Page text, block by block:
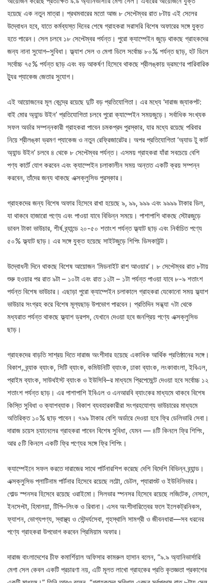
হয়েছে এক নতুন মাত্রা। প্রথমবারের মতো আজ ৮ সেপ্টেম্বর রাত ৮টায় এই সেলের
উদ্বোধন হবে, যাতে কর্মব্যস্ত দিনের শেষে গ্রাহকরা সরাসরি বিশেষ অফারের সঙ্গে যুক্ত
হতে পারেন। সেল চলবে ১৮ সেপ্টেম্বর পর্যন্ত। পুরো ক্যাম্পেইন জুড়ে থাকছে গ্রাহকদের
জন্য নানা সুযোগ–সুবিধা। ফ্ল্যাশ সেল ও মেগা ডিলে সর্বোচ্চ ৮০% পর্যন্ত ছাড়, হট ডিলে
সর্বোচ্চ ৭৫% পর্যন্ত ছাড় এবং বড় আকর্ষণ হিসেবে থাকছে শ্রীলঙ্কায় ভ্রমণের পারিবারিক
ট্যুর প্যাকেজ জেতার সুযোগ।
এই আয়োজনের মূল কেন্দ্রে রয়েছে দুটি বড় প্রতিযোগিতা। এর মধ্যে ‘দারাজ জ্যাকপট:
বাই মোর অ্যান্ড উইন’ প্রতিযোগিতা চলবে পুরো ক্যাম্পেইন সময়জুড়ে। সর্বাধিক সংখ্যক
সফল অর্ডার সম্পন্নকারী গ্রাহকরা পাবেন চমকপ্রদ পুরস্কার, যার মধ্যে রয়েছে পরিবার
নিয়ে শ্রীলঙ্কা ভ্রমণ প্যাকেজ ও নতুন রেফ্রিজারেটর। অপর প্রতিযোগিতা ‘অ্যাড টু কার্ট
অ্যান্ড উইন’ চলবে ৪ থেকে ৮ সেপ্টেম্বর পর্যন্ত। এসময় গ্রাহকরা যাঁরা সবচেয়ে বেশি
পণ্য কার্টে যোগ করবেন এবং ক্যাম্পেইন চলাকালীন সময় অন্তত একটি ক্রয় সম্পন্ন
করবেন, তাঁদের জন্য থাকছে এক্সক্লুসিভ পুরস্কার।
গ্রাহকদের জন্য বিশেষ অফার হিসেবে রাখা হয়েছে ৯, ৯৯, ৯৯৯ এবং ৯৯৯৯ টাকার ডিল,
যা থাকবে হাজারো পণ্যে এবং পাওয়া যাবে বিভিন্ন সময়ে। পাশাপাশি থাকছে স্টোরজুড়ে
ডাবল টাকা ভাউচার, শীর্ষ ব্র্যান্ডে ২০-৫০ শতাংশ পর্যন্ত ফ্ল্যাট ছাড় এবং নির্বাচিত পণ্যে
৫০% ফ্ল্যাট ছাড়। এর সঙ্গে যুক্ত হয়েছে সাইটজুড়ে শিপিং ডিসকাউন্ট।
উদ্বোধনী দিনে থাকছে বিশেষ আয়োজন ‘মিডনাইট রাশ আওয়ার’। ৮ সেপ্টেম্বর রাত ৮টায়
শুরু হওয়ার পর রাত ৯টা – ১০টা এবং রাত ১২টা – ১টা পর্যন্ত পাওয়া যাবে ৮-৯ শতাংশ
পর্যন্ত বিশেষ ভাউচার। এছাড়া পুরো ক্যাম্পেইন চলাকালে গ্রাহকরা যেকোনো সময় ফ্ল্যাশ
ভাউচার সংগ্রহ করে বিশেষ মূল্যছাড় উপভোগ পারবেন। প্রতিদিন সন্ধ্যা ৭টা থেকে
মধ্যরাত পর্যন্ত থাকছে ফ্ল্যাশ ড্রপস, যেখানে দেওয়া হবে জনপ্রিয় পণ্যে এক্সক্লুসিভ
ছাড়।
গ্রাহকদের বাড়তি সাশ্রয় দিতে দারাজ অংশীদার হয়েছে একাধিক আর্থিক প্রতিষ্ঠানের সঙ্গে।
বিকাশ, ব্র্যাক ব্যাংক, সিটি ব্যাংক, কমিউনিটি ব্যাংক, ঢাকা ব্যাংক, লংকাবাংলা, ইবিএল,
প্রাইম ব্যাংক, সাউথইস্ট ব্যাংক ও ইউসিবি–র মাধ্যমে প্রিপেমেন্টে দেওয়া হবে সর্বোচ্চ ১২
শতাংশ পর্যন্ত ছাড়। এর পাশাপাশি ইবিএল ও এনআরবি ব্যাংকের মাধ্যমে থাকবে বিশেষ
কিস্তি সুবিধা ও ক্যাশব্যাক। বিকাশ ব্যবহারকারীরা সংগ্রহযোগ্য ভাউচারের মাধ্যমে
অতিরিক্ত ১০% ছাড় পাবেন। ৭৯৯ টাকার বেশি অর্ডারে দেওয়া হবে ফ্রি ডেলিভারি সেবা।
দারাজ চয়েস চ্যানেলের গ্রাহকরা পাবেন বিশেষ সুবিধা, যেমন — ৪টি কিনলে ফ্রি শিপিং,
আর ৫টি কিনলে একটি ফ্রি পণ্যের সঙ্গে ফ্রি শিপিং।
ক্যাম্পেইনে সফল করতে দারাজের সাথে পার্টনারশিপ করেছে দেশি বিদেশি বিভিন্ন ব্র্যান্ড।
এক্সক্লুসিভ প্লাটিনাম পার্টনার হিসেবে রয়েছে লট্টো, ডেটল, প্যারাশুট ও ইউনিলিভার।
গোল্ড স্পনসর হিসেবে রয়েছে ওরাইমো। সিলভার স্পনসর হিসেবে রয়েছে লজিটেক, নেসলে,
ইনসেপ্টা, হিমালয়া, টিপি–লিংক ও রিবানা। এসব অংশীদারিত্বের ফলে ইলেকট্রনিকস,
ফ্যাশন, ভোগ্যপণ্য, স্বাস্থ্য ও সৌন্দর্যসেবা, গৃহস্থালি সামগ্রী ও জীবনধারা—সব ধরনের
পণ্যে গ্রাহকরা উপভোগ করবেন প্রিমিয়াম অফার।
দারাজ বাংলাদেশের চীফ কমার্শিয়াল অফিসার কামরুল হাসান বলেন, “৯.৯ অ্যানিভার্সারি
মেগা সেল কেবল একটি প্রচারণা নয়, এটি মূলত লাখো গ্রাহকের প্রতি কৃতজ্ঞতা প্রকাশের